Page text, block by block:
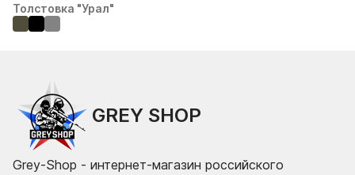
Толстовка "Урал"
GREY SHOP
Grey-Shop - интернет-магазин российского